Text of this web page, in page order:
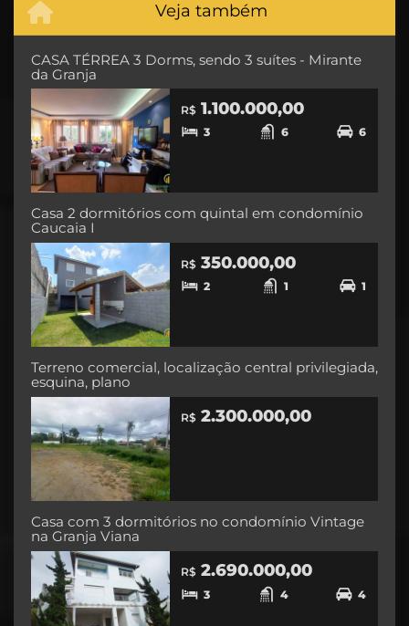
Veja também
CASA TÉRREA 3 Dorms, sendo 3 suítes - Mirante
da Granja
R$ 1.100.000,00
3 6 6
Casa 2 dormitórios com quintal em condomínio
Caucaia I
R$ 350.000,00
2 1 1
Terreno comercial, localização central privilegiada,
esquina, plano
R$ 2.300.000,00
Casa com 3 dormitórios no condomínio Vintage
na Granja Viana
R$ 2.690.000,00
3 4 4